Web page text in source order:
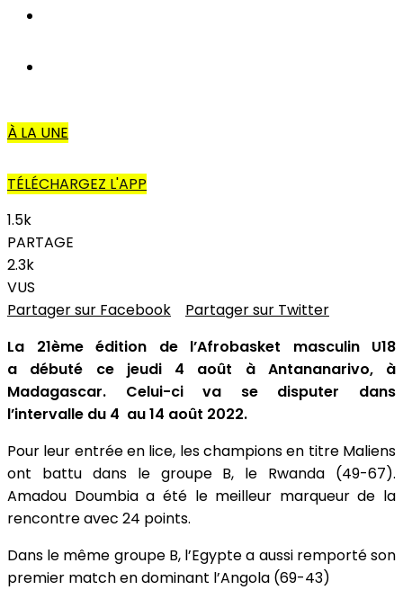
À LA UNE
TÉLÉCHARGEZ L'APP
1.5k
PARTAGE
2.3k
VUS
Partager sur Facebook
Partager sur Twitter
La 21ème édition de l’Afrobasket masculin U18
a débuté ce jeudi 4 août à Antananarivo, à
Madagascar. Celui-ci va se disputer dans
l’intervalle du 4 au 14 août 2022.
Pour leur entrée en lice, les champions en titre Maliens
ont battu dans le groupe B, le Rwanda (49-67).
Amadou Doumbia a été le meilleur marqueur de la
rencontre avec 24 points.
Dans le même groupe B, l’Egypte a aussi remporté son
premier match en dominant l’Angola (69-43)